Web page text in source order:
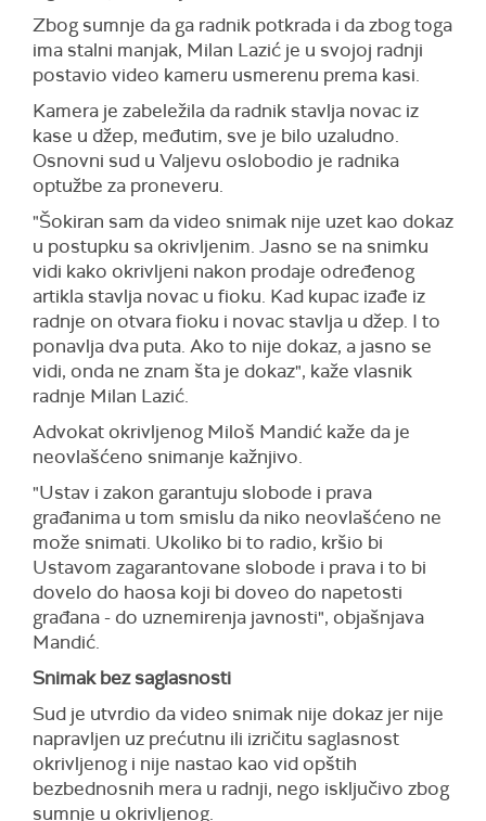
Zbog sumnje da ga radnik potkrada i da zbog toga
ima stalni manjak, Milan Lazić je u svojoj radnji
postavio video kameru usmerenu prema kasi.
Kamera je zabeležila da radnik stavlja novac iz
kase u džep, međutim, sve je bilo uzaludno.
Osnovni sud u Valjevu oslobodio je radnika
optužbe za proneveru.
"Šokiran sam da video snimak nije uzet kao dokaz
u postupku sa okrivljenim. Jasno se na snimku
vidi kako okrivljeni nakon prodaje određenog
artikla stavlja novac u fioku. Kad kupac izađe iz
radnje on otvara fioku i novac stavlja u džep. I to
ponavlja dva puta. Ako to nije dokaz, a jasno se
vidi, onda ne znam šta je dokaz", kaže vlasnik
radnje Milan Lazić.
Advokat okrivljenog Miloš Mandić kaže da je
neovlašćeno snimanje kažnjivo.
"Ustav i zakon garantuju slobode i prava
građanima u tom smislu da niko neovlašćeno ne
može snimati. Ukoliko bi to radio, kršio bi
Ustavom zagarantovane slobode i prava i to bi
dovelo do haosa koji bi doveo do napetosti
građana - do uznemirenja javnosti", objašnjava
Mandić.
Snimak bez saglasnosti
Sud je utvrdio da video snimak nije dokaz jer nije
napravljen uz prećutnu ili izričitu saglasnost
okrivljenog i nije nastao kao vid opštih
bezbednosnih mera u radnji, nego isključivo zbog
sumnje u okrivljenog.